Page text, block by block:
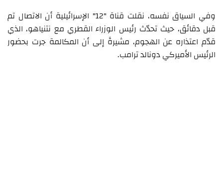
وفي السياق نفسه، نقلت قناة "12" الإسرائيلية أن الاتصال تم
قبل دقائق، حيث تحدّث رئيس الوزراء القطري مع نتنياهو، الذي
قدّم اعتذاره عن الهجوم، مشيرةً إلى أن المكالمة جرت بحضور
الرئيس الأميركي دونالد ترامب.